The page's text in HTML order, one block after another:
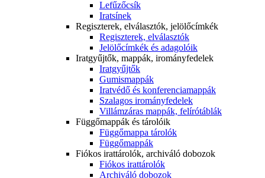
Lefűzőcsík
Iratsínek
Regiszterek, elválasztók, jelölőcímkék
Regiszterek, elválasztók
Jelölőcímkék és adagolóik
Iratgyűjtők, mappák, irományfedelek
Iratgyűjtők
Gumismappák
Iratvédő és konferenciamappák
Szalagos irományfedelek
Villámzáras mappák, felírótáblák
Függőmappák és tárolóik
Függőmappa tárolók
Függőmappák
Fiókos irattárolók, archiváló dobozok
Fiókos irattárolók
Archiváló dobozok